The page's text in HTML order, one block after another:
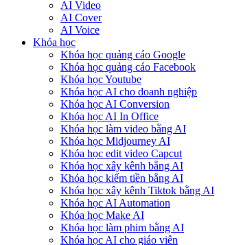
AI Video
AI Cover
AI Voice
Khóa học
Khóa học quảng cáo Google
Khóa học quảng cáo Facebook
Khóa học Youtube
Khóa học AI cho doanh nghiệp
Khóa học AI Conversion
Khóa học AI In Office
Khóa học làm video bằng AI
Khóa học Midjourney AI
Khóa học edit video Capcut
Khóa học xây kênh bằng AI
Khóa học kiếm tiền bằng AI
Khóa học xây kênh Tiktok bằng AI
Khóa học AI Automation
Khóa học Make AI
Khóa học làm phim bằng AI
Khóa học AI cho giáo viên